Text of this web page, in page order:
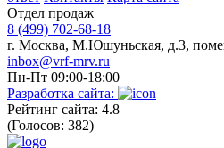
Отдел продаж
8 (499) 702-68-18
г. Москва, М.Юшуньская, д.3,
inbox@vrf-mrv.ru
Пн-Пт 09:00-18:00
Разработка сайта:
Рейтинг сайта: 4.8
(Голосов: 382)